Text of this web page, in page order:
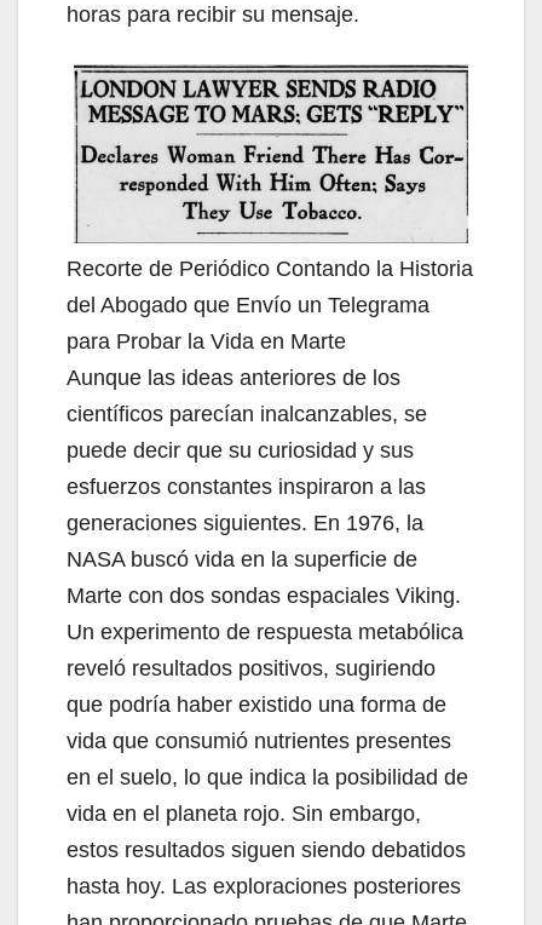
horas para recibir su mensaje.
Recorte de Periódico Contando la Historia
del Abogado que Envío un Telegrama
para Probar la Vida en Marte
Aunque las ideas anteriores de los
científicos parecían inalcanzables, se
puede decir que su curiosidad y sus
esfuerzos constantes inspiraron a las
generaciones siguientes. En 1976, la
NASA buscó vida en la superficie de
Marte con dos sondas espaciales Viking.
Un experimento de respuesta metabólica
reveló resultados positivos, sugiriendo
que podría haber existido una forma de
vida que consumió nutrientes presentes
en el suelo, lo que indica la posibilidad de
vida en el planeta rojo. Sin embargo,
estos resultados siguen siendo debatidos
hasta hoy. Las exploraciones posteriores